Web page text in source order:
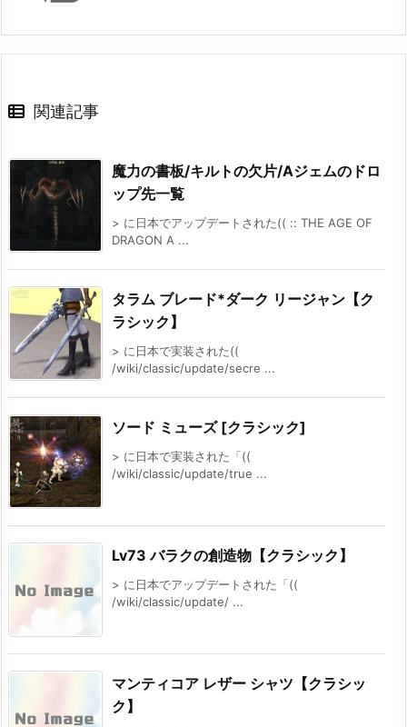
関連記事
魔力の書板/キルトの欠片/Aジェムのドロ
ップ先一覧
> に日本でアップデートされた(( :: THE AGE OF
DRAGON A ...
タラム ブレード*ダーク リージャン【ク
ラシック】
> に日本で実装された((
/wiki/classic/update/secre ...
ソード ミューズ [クラシック]
> に日本で実装された「((
/wiki/classic/update/true ...
Lv73 バラクの創造物【クラシック】
> に日本でアップデートされた「((
/wiki/classic/update/ ...
マンティコア レザー シャツ【クラシッ
ク】